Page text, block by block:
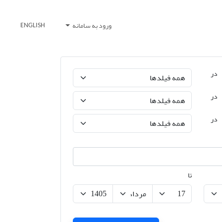
ورود به سامانه ENGLISH
در
در
در
تا